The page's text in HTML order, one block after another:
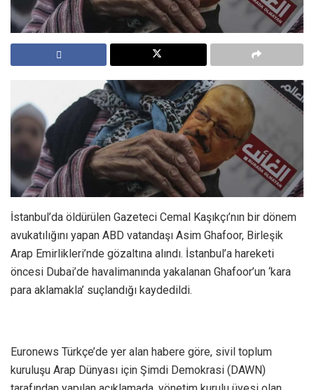
İstanbul’da öldürülen Gazeteci Cemal Kaşıkçı’nın bir dönem
avukatılığını yapan ABD vatandaşı Asim Ghafoor, Birleşik
Arap Emirlikleri’nde gözaltına alındı. İstanbul’a hareketi
öncesi Dubai’de havalimanında yakalanan Ghafoor’un ‘kara
para aklamakla’ suçlandığı kaydedildi.
Euronews Türkçe’de yer alan habere göre, sivil toplum
kuruluşu Arap Dünyası için Şimdi Demokrasi (DAWN)